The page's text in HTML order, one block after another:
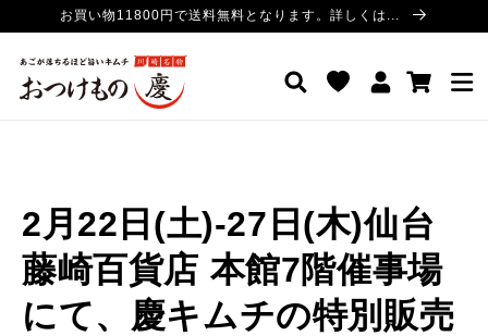
ンツにお買い物11800円で送料無料となります。詳しくは...
グ
イ
ー
2月22日(土)-27日(木)仙台
藤崎百貨店 本館7階催事場
にて、慶キムチの特別販売